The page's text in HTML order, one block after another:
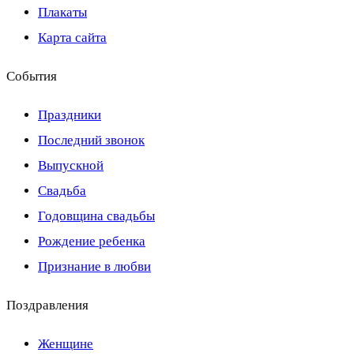
Плакаты
Карта сайта
События
Праздники
Последний звонок
Выпускной
Свадьба
Годовщина свадьбы
Рождение ребенка
Признание в любви
Поздравления
Женщине